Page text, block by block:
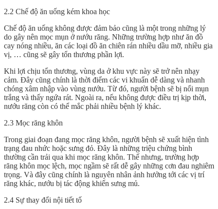
2.2 Chế độ ăn uống kém khoa học
Chế độ ăn uống không được đảm bảo cũng là một trong những lý
do gây nên mọc mụn ở nướu răng. Những trường hợp như ăn đồ
cay nóng nhiều, ăn các loại đồ ăn chiên rán nhiều dầu mỡ, nhiều gia
vị, … cũng sẽ gây tổn thương phần lợi.
Khi lợi chịu tổn thương, vùng da ở khu vực này sẽ trở nên nhạy
cảm. Đây cũng chính là thời điểm các vi khuẩn dễ dàng và nhanh
chóng xâm nhập vào vùng nướu. Từ đó, người bệnh sẽ bị nổi mụn
trắng và thấy ngứa rát. Ngoài ra, nếu không được điều trị kịp thời,
nướu răng còn có thể mắc phải nhiều bệnh lý khác.
2.3 Mọc răng khôn
Trong giai đoạn đang mọc răng khôn, người bệnh sẽ xuất hiện tình
trạng đau nhức hoặc sưng đỏ. Đây là những triệu chứng bình
thường cần trải qua khi mọc răng khôn. Thế nhưng, trường hợp
răng khôn mọc lệch, mọc ngầm sẽ rất dễ gây những cơn đau nghiêm
trọng. Và đây cũng chính là nguyên nhân ảnh hưởng tới các vị trí
răng khác, nướu bị tác động khiến sưng mủ.
2.4 Sự thay đổi nội tiết tố